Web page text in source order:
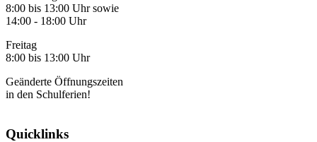
8:00 bis 13:00 Uhr sowie
14:00 - 18:00 Uhr
Freitag
8:00 bis 13:00 Uhr
Geänderte Öffnungszeiten
in den Schulferien!
Quicklinks